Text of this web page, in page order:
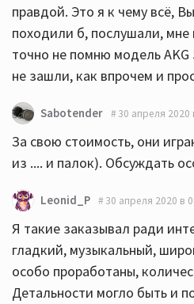
правдой. Это я к чему всё,
походили б, послушали, мне
точно не помню модель AKG
не зашли, как впрочем и
Sabotender 30 апреля 2020
За свою стоимость, они
из .... и палок). Обсуждать
Leonid_P 30 апреля 2020 в
Я такие заказывал ради
гладкий, музыкальный,
особо проработаны,
Детальности могло быть и